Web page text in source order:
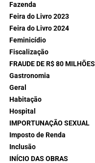
Fazenda
Feira do Livro 2023
Feira do Livro 2024
Feminicídio
Fiscalização
FRAUDE DE R$ 80 MILHÕES
Gastronomia
Geral
Habitação
Hospital
IMPORTUNAÇÃO SEXUAL
Imposto de Renda
Inclusão
INÍCIO DAS OBRAS